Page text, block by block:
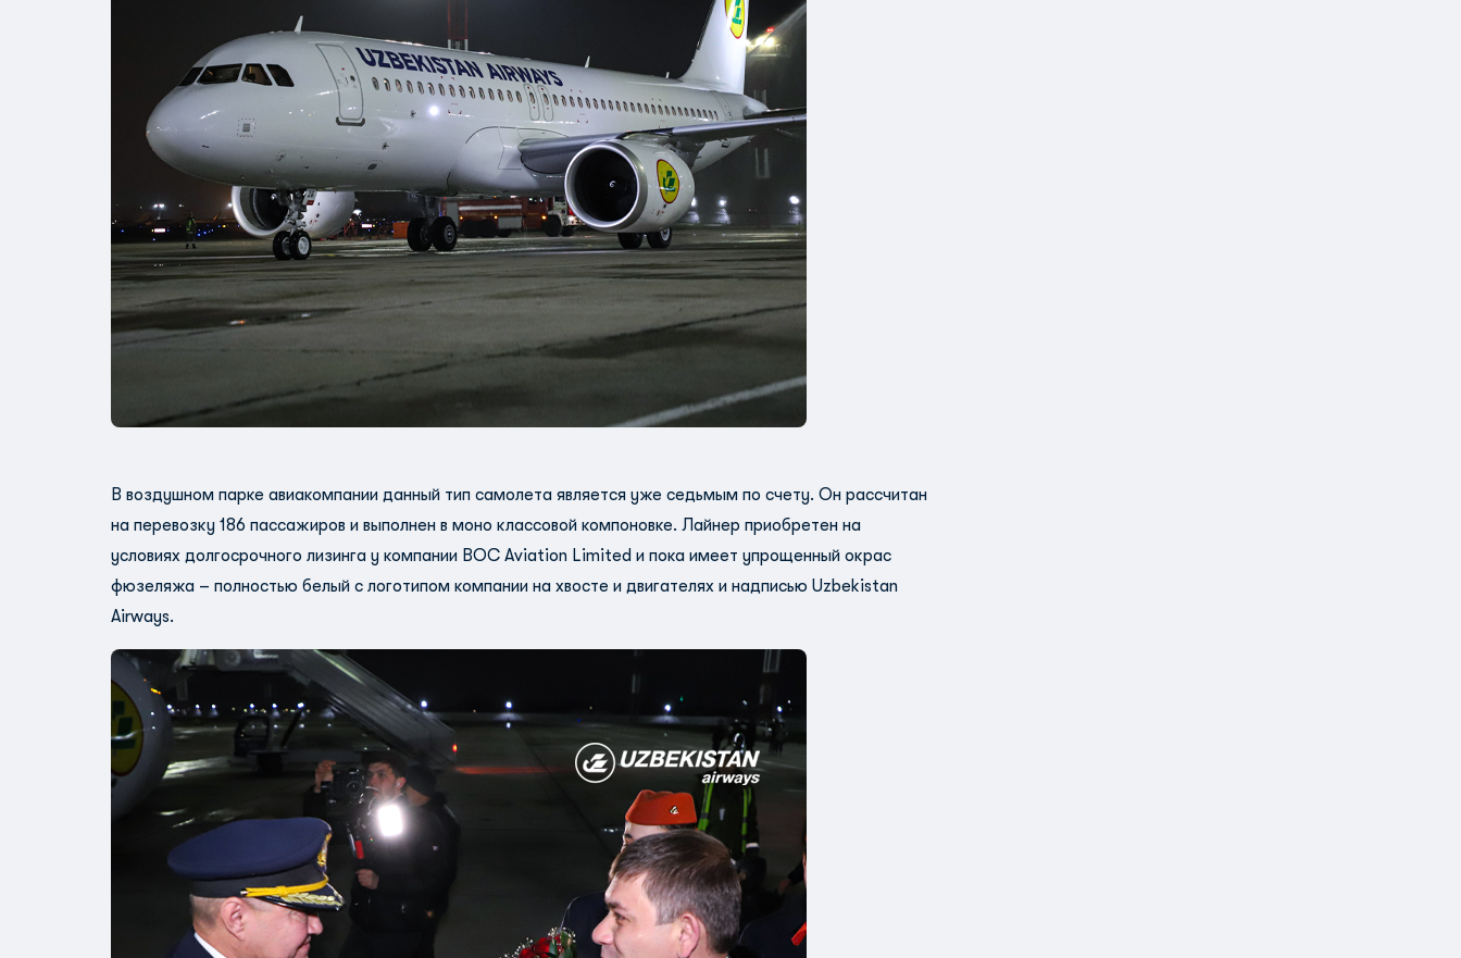
В воздушном парке авиакомпании данный тип самолета является уже седьмым по счету. Он рассчитан
на перевозку 186 пассажиров и выполнен в моно классовой компоновке. Лайнер приобретен на
условиях долгосрочного лизинга у компании BOC Aviation Limited и пока имеет упрощенный окрас
фюзеляжа – полностью белый с логотипом компании на хвосте и двигателях и надписью Uzbekistan
Airways.